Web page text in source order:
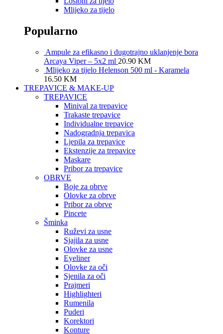
Mlijeko za tijelo
Popularno
Ampule za efikasno i dugotrajno uklanjenje bora
Arcaya Viper – 5x2 ml 20.90 KM
Mlijeko za tijelo Helenson 500 ml - Karamela
16.50 KM
TREPAVICE & MAKE-UP
TREPAVICE
Minival za trepavice
Trakaste trepavice
Individualne trepavice
Nadogradnja trepavica
Ljepila za trepavice
Ekstenzije za trepavice
Maskare
Pribor za trepavice
OBRVE
Boje za obrve
Olovke za obrve
Pribor za obrve
Pincete
Šminka
Ruževi za usne
Sjajila za usne
Olovke za usne
Eyeliner
Olovke za oči
Sjenila za oči
Prajmeri
Highlighteri
Rumenila
Puderi
Korektori
Konture